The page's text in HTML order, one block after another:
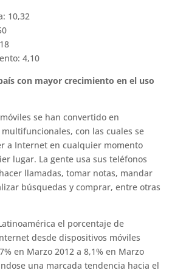
10,32
4,10
con mayor crecimiento en el uso
se han convertido en
con las cuales se
a Internet en cualquier momento
lugar. La gente usa sus teléfonos
llamadas, tomar notas, mandar
búsquedas y comprar, entre otras
el porcentaje de
desde dispositivos móviles
en Marzo 2012 a 8,1% en Marzo
una marcada tendencia hacia el